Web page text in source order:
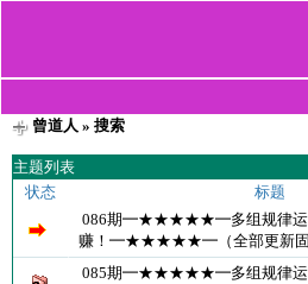
曾道人 » 搜索
主题列表
状态
标题
086期━★★★★★━多组规律运
赚！━★★★★★━（全部更新固定
085期━★★★★★━多组规律运